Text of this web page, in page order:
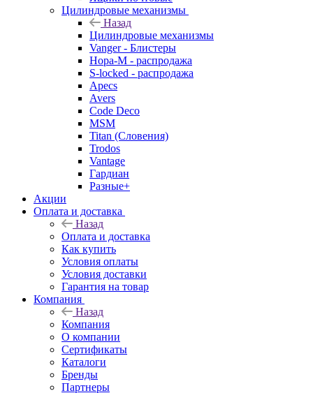
Цилиндровые механизмы
Назад
Цилиндровые механизмы
Vanger - Блистеры
Нора-М - распродажа
S-locked - распродажа
Apecs
Avers
Code Deco
MSM
Titan (Словения)
Trodos
Vantage
Гардиан
Разные+
Акции
Оплата и доставка
Назад
Оплата и доставка
Как купить
Условия оплаты
Условия доставки
Гарантия на товар
Компания
Назад
Компания
О компании
Сертификаты
Каталоги
Бренды
Партнеры